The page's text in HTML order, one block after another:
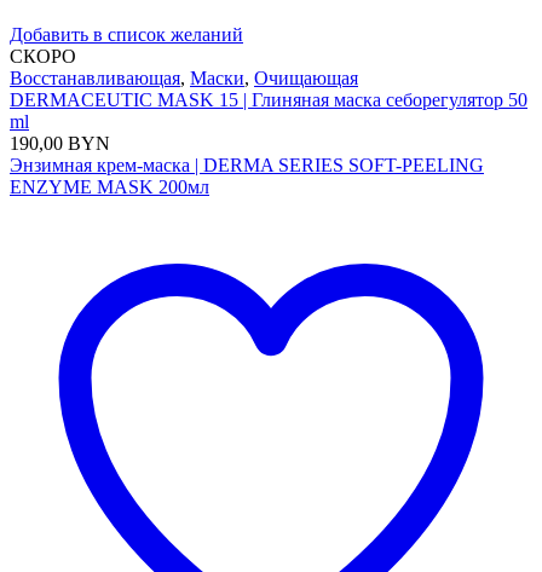
Добавить в список желаний
СКОРО
Восстанавливающая, Маски, Очищающая
DERMACEUTIC MASK 15 | Глиняная маска себорегулятор 50
ml
190,00 BYN
Энзимная крем-маска | DERMA SERIES SOFT-PEELING
ENZYME MASK 200мл